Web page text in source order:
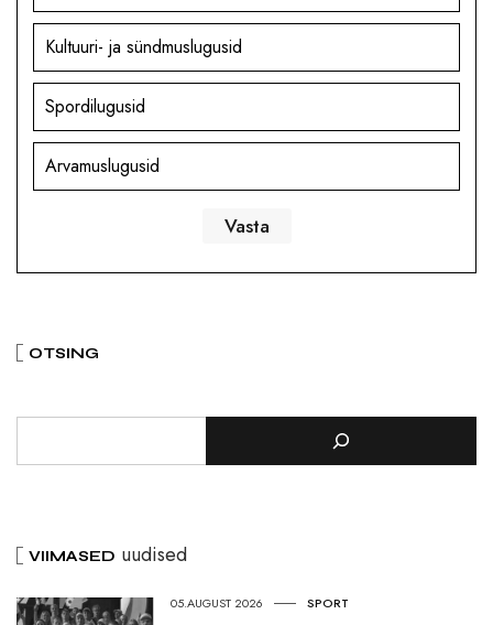
Kultuuri- ja sündmuslugusid
Spordilugusid
Arvamuslugusid
OTSING
VIIMASED uudised
05.AUGUST 2026 SPORT